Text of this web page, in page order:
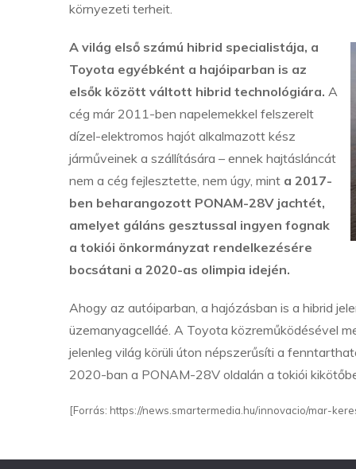
környezeti terheit.
A világ első számú hibrid specialistája, a
Toyota egyébként a hajóiparban is az
elsők között váltott hibrid technológiára. A
cég már 2011-ben napelemekkel felszerelt
dízel-elektromos hajót alkalmazott kész
járműveinek a szállítására – ennek hajtásláncát
nem a cég fejlesztette, nem úgy, mint a 2017-
ben beharangozott PONAM-28V jachtét,
amelyet gáláns gesztussal ingyen fognak
a tokiói önkormányzat rendelkezésére
bocsátani a 2020-as olimpia idején.
Ahogy az autóiparban, a hajózásban is a hibrid
üzemanyagcelláé. A Toyota közreműködésével
jelenleg világ körüli úton népszerűsíti a
2020-ban a PONAM-28V oldalán a tokiói
[Forrás: https://news.smartermedia.hu/innovacio/mar-